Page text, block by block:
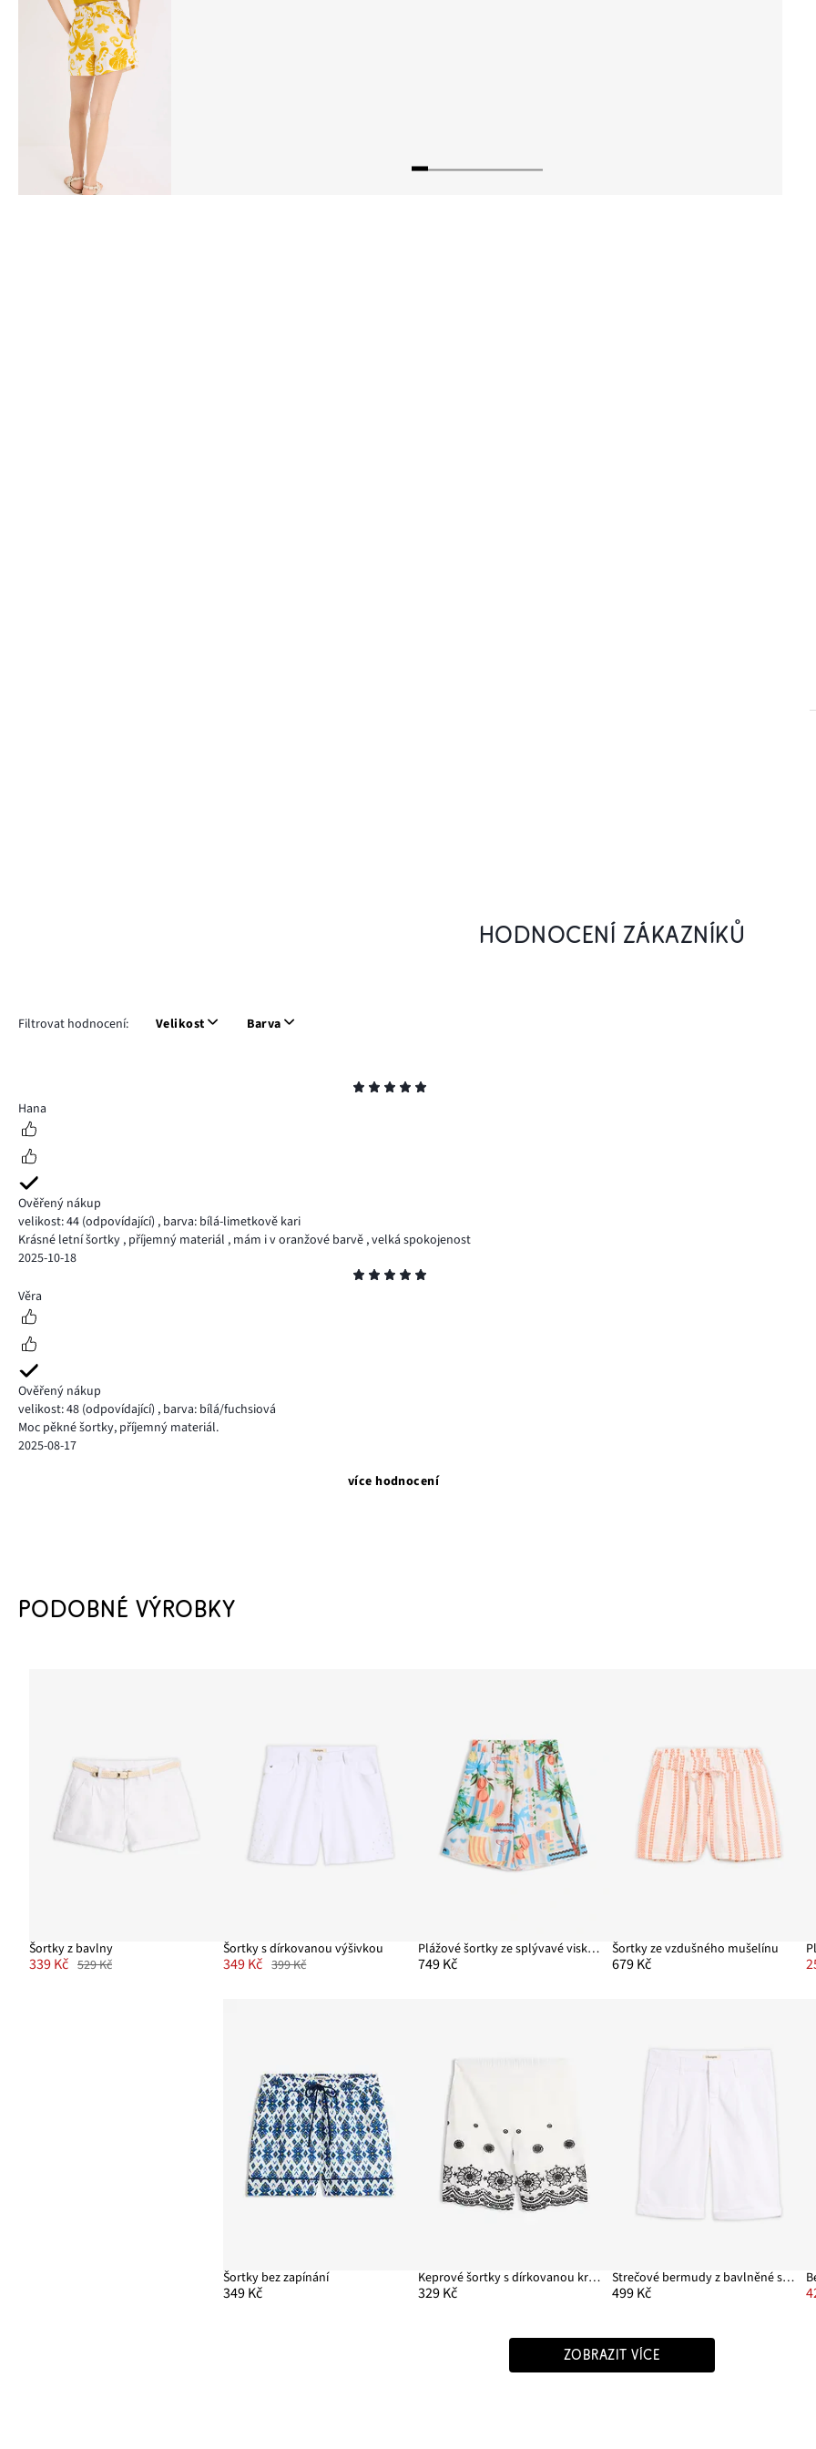
HODNOCENÍ ZÁKAZNÍKŮ
Filtrovat hodnocení: Velikost Barva
5
Hana
Ověřený nákup
velikost: 44 (odpovídající) , barva: bílá-limetkově kari
Krásné letní šortky , příjemný materiál , mám i v oranžové barvě , velká spokojenost
2025-10-18
5
Věra
Ověřený nákup
velikost: 48 (odpovídající) , barva: bílá/fuchsiová
Moc pěkné šortky, příjemný materiál.
2025-08-17
více hodnocení
PODOBNÉ VÝROBKY
Šortky z bavlny
339 Kč 529 Kč
Šortky s dírkovanou výšivkou
349 Kč 399 Kč
Plážové šortky ze splývavé viskózové směsi
749 Kč
Šortky ze vzdušného mušelínu
679 Kč
Šortky bez zapínání
349 Kč
Keprové šortky s dírkovanou krajkou
329 Kč
Strečové bermudy z bavlněné směsi
499 Kč
ZOBRAZIT VÍCE